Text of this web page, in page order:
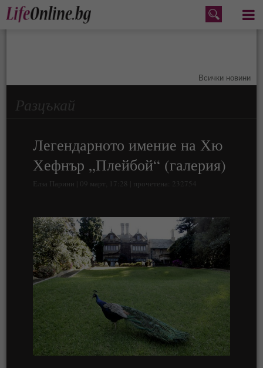
Меню
Всички новини
Разцъкай
Легендарното имение на Хю
Хефнър „Плейбой“ (галерия)
Елза Парини | 09 март, 17:28 | прочетена: 232754